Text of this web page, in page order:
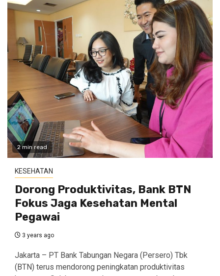
2 min read
KESEHATAN
Dorong Produktivitas, Bank BTN
Fokus Jaga Kesehatan Mental
Pegawai
3 years ago
Jakarta – PT Bank Tabungan Negara (Persero) Tbk
(BTN) terus mendorong peningkatan produktivitas